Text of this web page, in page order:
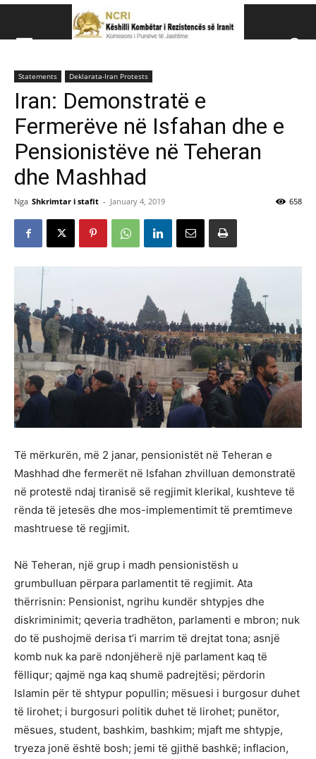
Këshillit Kombëtar të Rezistencës së Iranit (NCRI)
Statements Deklarata-Iran Protests
Iran: Demonstratë e
Fermerëve në Isfahan dhe e
Pensionistëve në Teheran
dhe Mashhad
Nga Shkrimtar i stafit - January 4, 2019 658
Të mërkurën, më 2 janar, pensionistët në Teheran e
Mashhad dhe fermerët në Isfahan zhvilluan demonstratë
në protestë ndaj tiranisë së regjimit klerikal, kushteve të
rënda të jetesës dhe mos-implementimit të premtimeve
mashtruese të regjimit.
Në Teheran, një grup i madh pensionistësh u
grumbulluan përpara parlamentit të regjimit. Ata
thërrisnin: Pensionist, ngrihu kundër shtypjes dhe
diskriminimit; qeveria tradhëton, parlamenti e mbron; nuk
do të pushojmë derisa t’i marrim të drejtat tona; asnjë
komb nuk ka parë ndonjëherë një parlament kaq të
fëlliqur; qajmë nga kaq shumë padrejtësi; përdorin
Islamin për të shtypur popullin; mësuesi i burgosur duhet
të lirohet; i burgosuri politik duhet të lirohet; punëtor,
mësues, student, bashkim, bashkim; mjaft me shtypje,
tryeza jonë është bosh; jemi të gjithë bashkë; inflacion,